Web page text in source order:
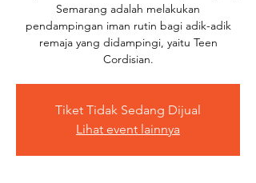
Semarang adalah melakukan
pendampingan iman rutin bagi adik-adik
remaja yang didampingi, yaitu Teen
Cordisian.
Tiket Tidak Sedang Dijual
Lihat event lainnya